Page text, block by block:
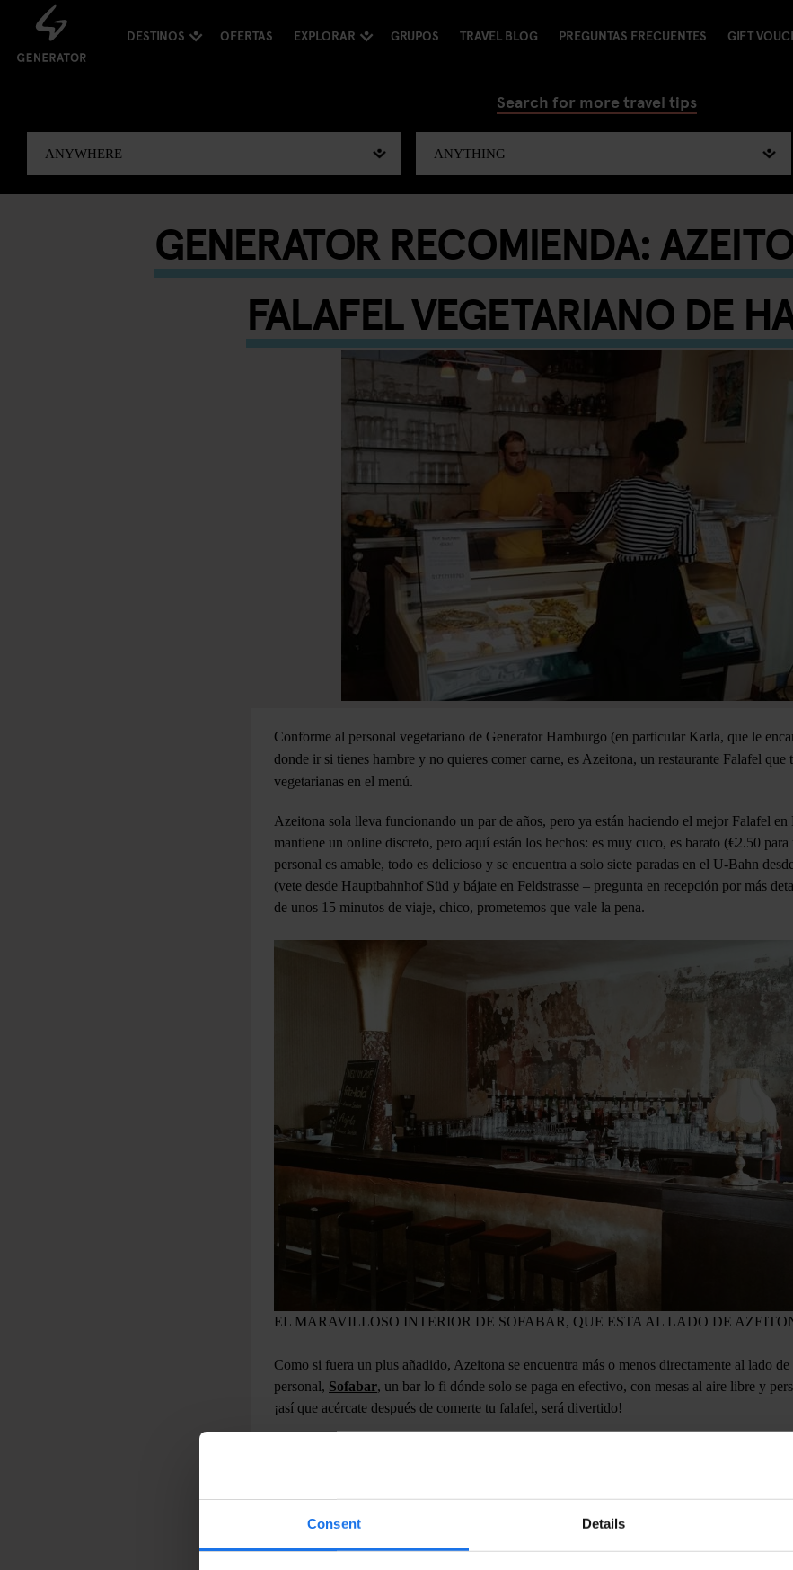
Consent Details
DESTINOS OFERTAS EXPLORAR GRUPOS TRAVEL BLOG PREGUNTAS FRECUENTES GIFT
Search for more travel tips
GENERATOR RECOMIENDA:
FALAFEL VEGETARIANO DE
Conforme al personal vegetariano de Generator Hamburgo (en particular Karla, que le
donde ir si tienes hambre y no quieres comer carne, es Azeitona, un restaurante Falafel que
vegetarianas en el menú.
Azeitona sola lleva funcionando un par de años, pero ya están haciendo el mejor Falafel
mantiene un online discreto, pero aquí están los hechos: es muy cuco, es barato (€2.50
personal es amable, todo es delicioso y se encuentra a solo siete paradas en el U-Bahn
(vete desde Hauptbahnhof Süd y bájate en Feldstrasse – pregunta en recepción por más
de unos 15 minutos de viaje, chico, prometemos que vale la pena.
EL MARAVILLOSO INTERIOR DE SOFABAR, QUE ESTA AL LADO DE
Como si fuera un plus añadido, Azeitona se encuentra más o menos directamente al lado
personal, Sofabar, un bar lo fi dónde solo se paga en efectivo, con mesas al aire libre y
¡así que acércate después de comerte tu falafel, será divertido!